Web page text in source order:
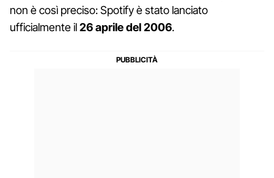
non è così preciso: Spotify è stato lanciato
ufficialmente il26 aprile del 2006.